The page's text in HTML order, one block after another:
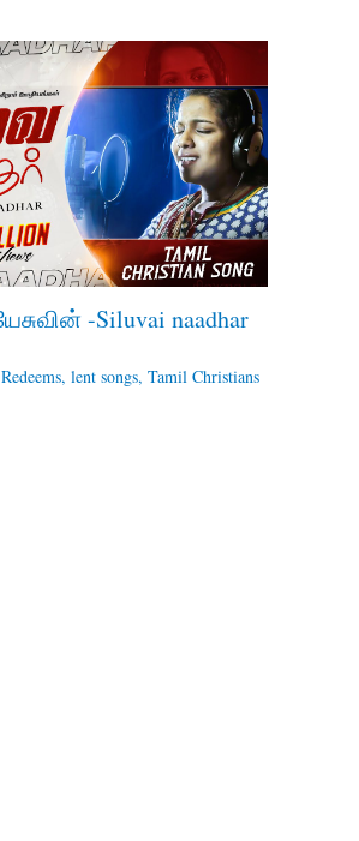
-Siluvai naadhar
, lent songs, Tamil Christians